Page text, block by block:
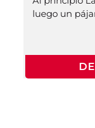
luego un